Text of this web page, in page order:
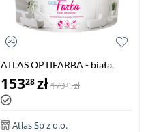
ATLAS OPTIFARBA - biała,
lateksowa farba wewnętrzna -
10 litr
15328zł17031 zł
Atlas Sp z o.o.